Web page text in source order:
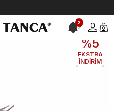
2
2 0
EKLE5
%5
EKSTRA
İNDİRİM